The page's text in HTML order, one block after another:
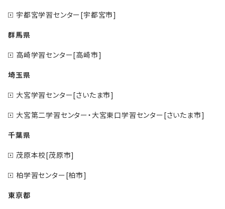
宇都宮学習センター[宇都宮市]
群馬県
高崎学習センター[高崎市]
埼玉県
大宮学習センター[さいたま市]
大宮第二学習センター・大宮東口学習センター[さいたま市]
千葉県
茂原本校[茂原市]
柏学習センター[柏市]
東京都